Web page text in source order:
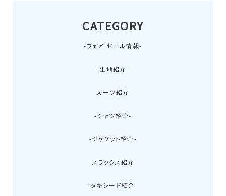
CATEGORY
-フェア セール情報-
- 生地紹介 -
-スーツ紹介-
-シャツ紹介-
-ジャケット紹介-
-スラックス紹介-
-タキシード紹介-